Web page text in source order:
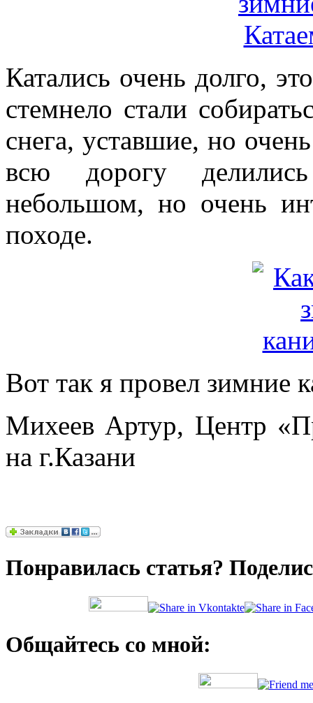
Катались очень долго,
стемнело стали
снега, уставшие, но
всю дорогу
небольшом, но очень
походе.
Вот так я провел зимние
Михеев Артур, Центр
на г.Казани
Понравилась статья?
Общайтесь со мной: